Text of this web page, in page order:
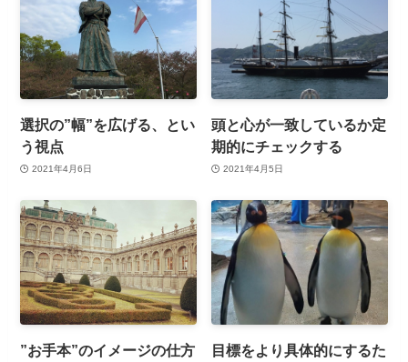
選択の”幅”を広げる、とい
う視点
2021年4月6日
頭と心が一致しているか定
期的にチェックする
2021年4月5日
”お手本”のイメージの仕方
目標をより具体的にするた